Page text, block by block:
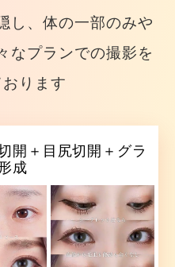
し、体の一部のみや
なプランでの撮影を
ります
開＋目尻切開＋グラ
成